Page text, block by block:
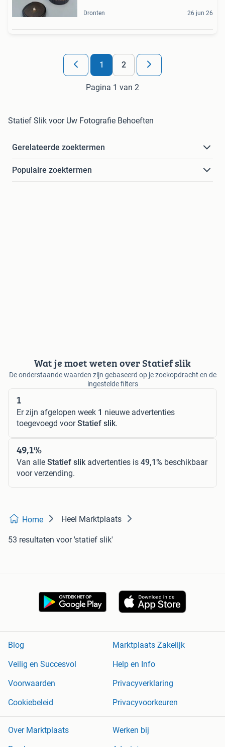
Dronten 26 jun 26
1 2
Pagina 1 van 2
Statief Slik voor Uw Fotografie Behoeften
Gerelateerde zoektermen
Populaire zoektermen
Wat je moet weten over Statief slik
De onderstaande waarden zijn gebaseerd op je zoekopdracht en de
ingestelde filters
1
Er zijn afgelopen week 1 nieuwe advertenties
toegevoegd voorStatief slik.
49,1%
Van alle Statief slikadvertenties is 49,1% beschikbaar
voor verzending.
Home Heel Marktplaats
53 resultaten voor 'statief slik'
Blog
Marktplaats Zakelijk
Veilig en Succesvol
Help en Info
Voorwaarden
Privacyverklaring
Cookiebeleid
Privacyvoorkeuren
Over Marktplaats
Werken bij